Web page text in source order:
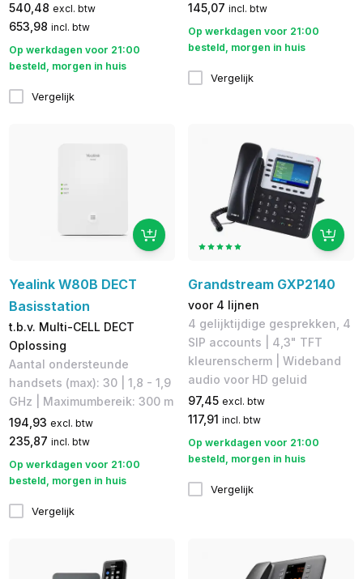
540,48 excl. btw
653,98 incl. btw
Op werkdagen voor 21:00
besteld, morgen in huis
Vergelijk
145,07 incl. btw
Op werkdagen voor 21:00
besteld, morgen in huis
Vergelijk
Yealink W80B DECT
Basisstation
t.b.v. Multi-CELL DECT
Oplossing
Aantal ondersteunde
handsets (max): 30 | 1,8 - 1,9
GHz | Maximumbereik: 300 m
194,93 excl. btw
235,87 incl. btw
Op werkdagen voor 21:00
besteld, morgen in huis
Vergelijk
Grandstream GXP2140
voor 4 lijnen
4 gelijktijdige gesprekken, 4
SIP accounts | 4,3" TFT
kleurenscherm | ​Wideband
audio voor HD geluid
97,45 excl. btw
117,91 incl. btw
Op werkdagen voor 21:00
besteld, morgen in huis
Vergelijk